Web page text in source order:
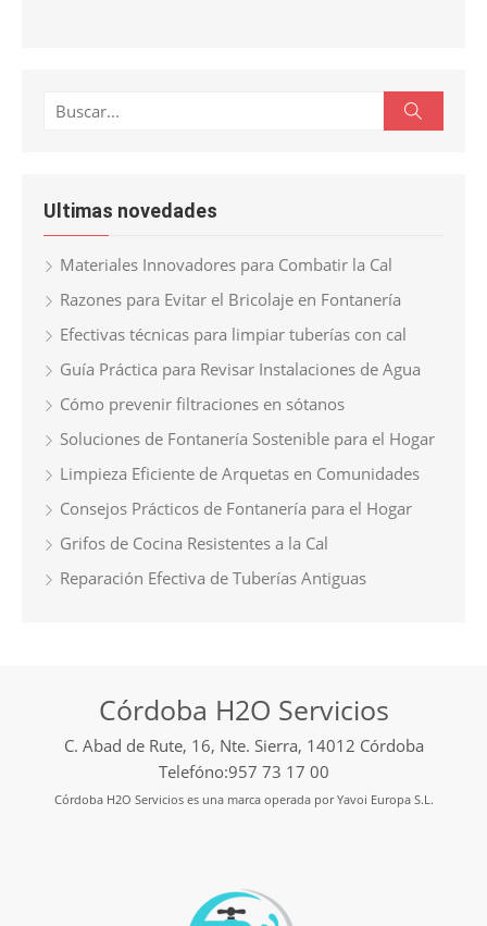
Buscar:
Ultimas novedades
Materiales Innovadores para Combatir la Cal
Razones para Evitar el Bricolaje en Fontanería
Efectivas técnicas para limpiar tuberías con cal
Guía Práctica para Revisar Instalaciones de Agua
Cómo prevenir filtraciones en sótanos
Soluciones de Fontanería Sostenible para el Hogar
Limpieza Eficiente de Arquetas en Comunidades
Consejos Prácticos de Fontanería para el Hogar
Grifos de Cocina Resistentes a la Cal
Reparación Efectiva de Tuberías Antiguas
Córdoba H2O Servicios
C. Abad de Rute, 16, Nte. Sierra, 14012 Córdoba
Telefóno:957 73 17 00
Córdoba H2O Servicios es una marca operada por Yavoi Europa S.L.